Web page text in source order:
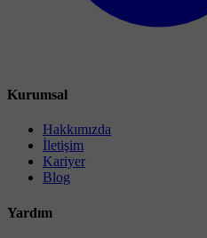
Kurumsal
Hakkımızda
İletişim
Kariyer
Blog
Yardım